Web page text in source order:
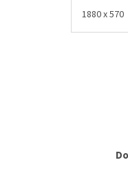
1880 x 570